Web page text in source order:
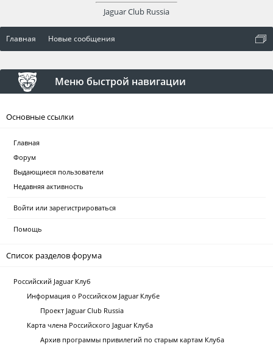
Главная Новые сообщения
Меню быстрой навигации
Основные ссылки
Главная
Форум
Выдающиеся пользователи
Недавняя активность
Войти или зарегистрироваться
Помощь
Список разделов форума
Российский Jaguar Клуб
Информация о Российском Jaguar Клубе
Проект Jaguar Club Russia
Карта члена Российского Jaguar Клуба
Архив программы привилегий по старым картам Клуба
Jaguar Club Russia
оват